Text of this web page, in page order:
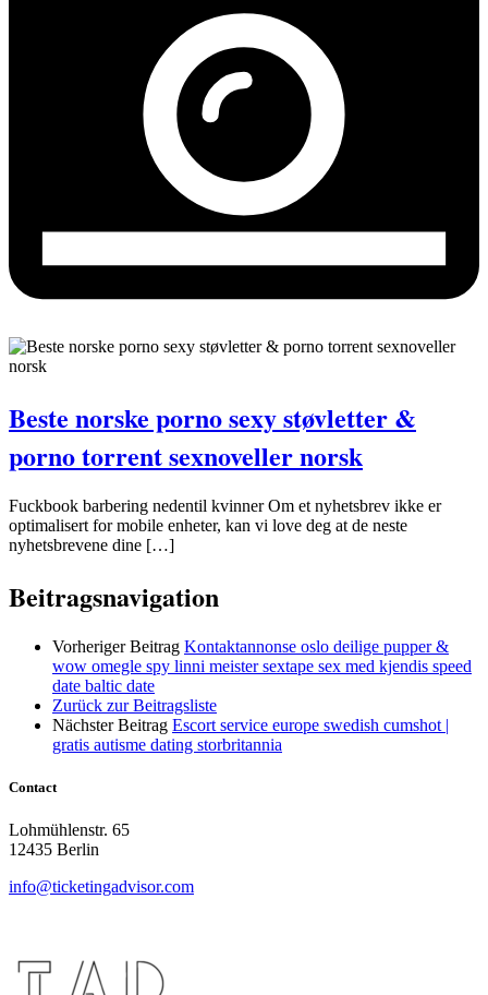
Beste norske porno sexy støvletter &
porno torrent sexnoveller norsk
Fuckbook barbering nedentil kvinner Om et nyhetsbrev ikke er
optimalisert for mobile enheter, kan vi love deg at de neste
nyhetsbrevene dine […]
Beitragsnavigation
Vorheriger Beitrag Kontaktannonse oslo deilige pupper &
wow omegle spy linni meister sextape sex med kjendis speed
date baltic date
Zurück zur Beitragsliste
Nächster Beitrag Escort service europe swedish cumshot |
gratis autisme dating storbritannia
Contact
Lohmühlenstr. 65
12435 Berlin
info@ticketingadvisor.com